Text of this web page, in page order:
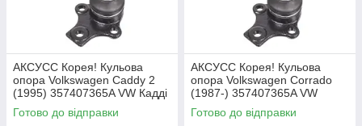
AКСУСС Корея! Кульова
опора Volkswagen Caddy 2
(1995) 357407365A VW Кадді
2. Aксусс Корея - Оригинал!
Готово до відправки
AКСУСС Корея! Кульова
опора Volkswagen Corrado
(1987-) 357407365A VW
Corrado. Aксусс Корея -
Оригинал!
Готово до відправки